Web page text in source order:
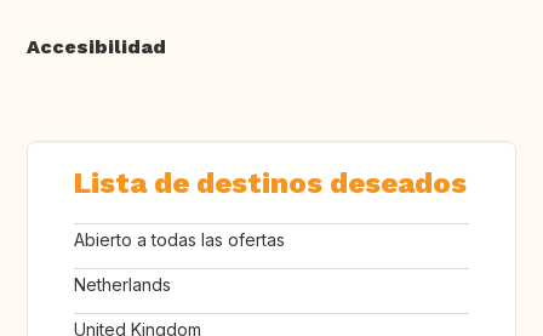
Accesibilidad
Lista de destinos deseados
Abierto a todas las ofertas
Netherlands
United Kingdom